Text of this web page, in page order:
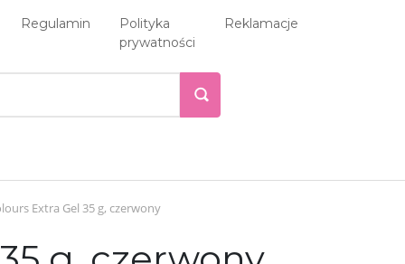
Regulamin
Polityka
prywatności
Reklamacje
Extra Gel 35 g, czerwony